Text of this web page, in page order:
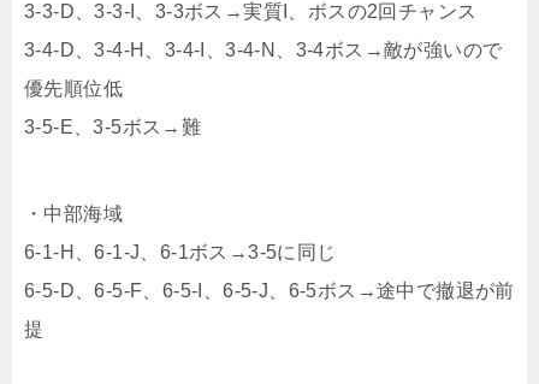
3-3-D、3-3-I、3-3ボス→実質I、ボスの2回チャンス
3-4-D、3-4-H、3-4-I、3-4-N、3-4ボス→敵が強いので
優先順位低
3-5-E、3-5ボス→難
・中部海域
6-1-H、6-1-J、6-1ボス→3-5に同じ
6-5-D、6-5-F、6-5-I、6-5-J、6-5ボス→途中で撤退が前
提